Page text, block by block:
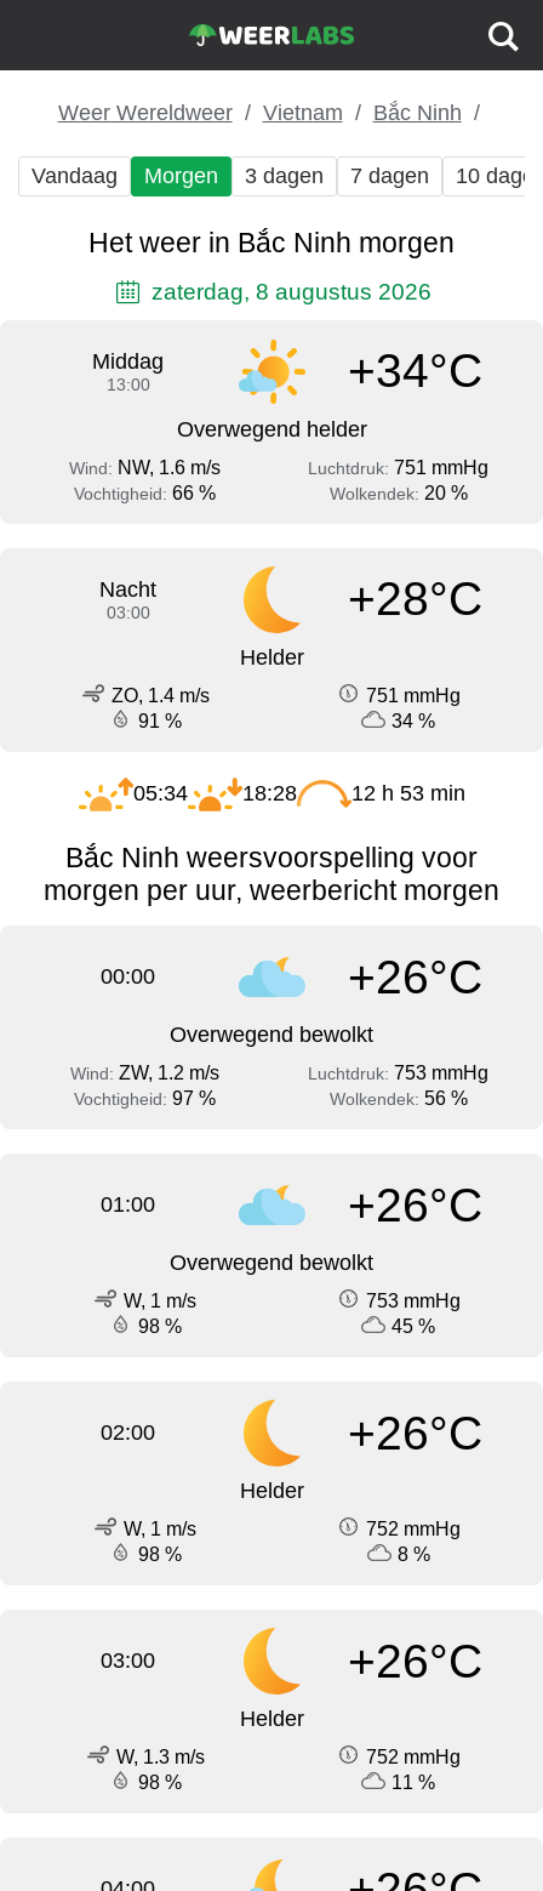
Weer Wereldweer Vietnam Bắc Ninh
Vandaag Morgen 3 dagen 7 dagen 10
Het weer in Bắc Ninh morgen
zaterdag, 8 augustus 2026
Middag
13:00 +34°C
Overwegend helder
Wind: NW, 1.6 m/s Luchtdruk: 751 mmHg
Vochtigheid: 66 % Wolkendek: 20 %
Nacht
03:00 +28°C
Helder
ZO, 1.4 m/s
751 mmHg
91 %
34 %
05:34 18:28 12 h 53 min
Bắc Ninh weersvoorspelling voor
morgen per uur, weerbericht morgen
00:00 +26°C
Overwegend bewolkt
Wind: ZW, 1.2 m/s Luchtdruk: 753 mmHg
Vochtigheid: 97 % Wolkendek: 56 %
01:00 +26°C
Overwegend bewolkt
W, 1 m/s
753 mmHg
98 %
45 %
02:00 +26°C
Helder
W, 1 m/s
752 mmHg
98 %
8 %
03:00 +26°C
Helder
W, 1.3 m/s
752 mmHg
98 %
11 %